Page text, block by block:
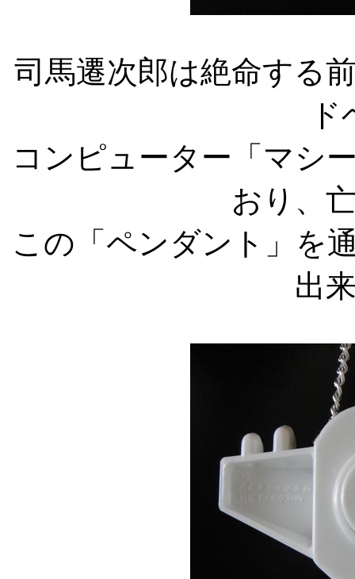
司馬遷次郎は絶命する
コンピューター「マシ
おり、
この「ペンダント」を
出